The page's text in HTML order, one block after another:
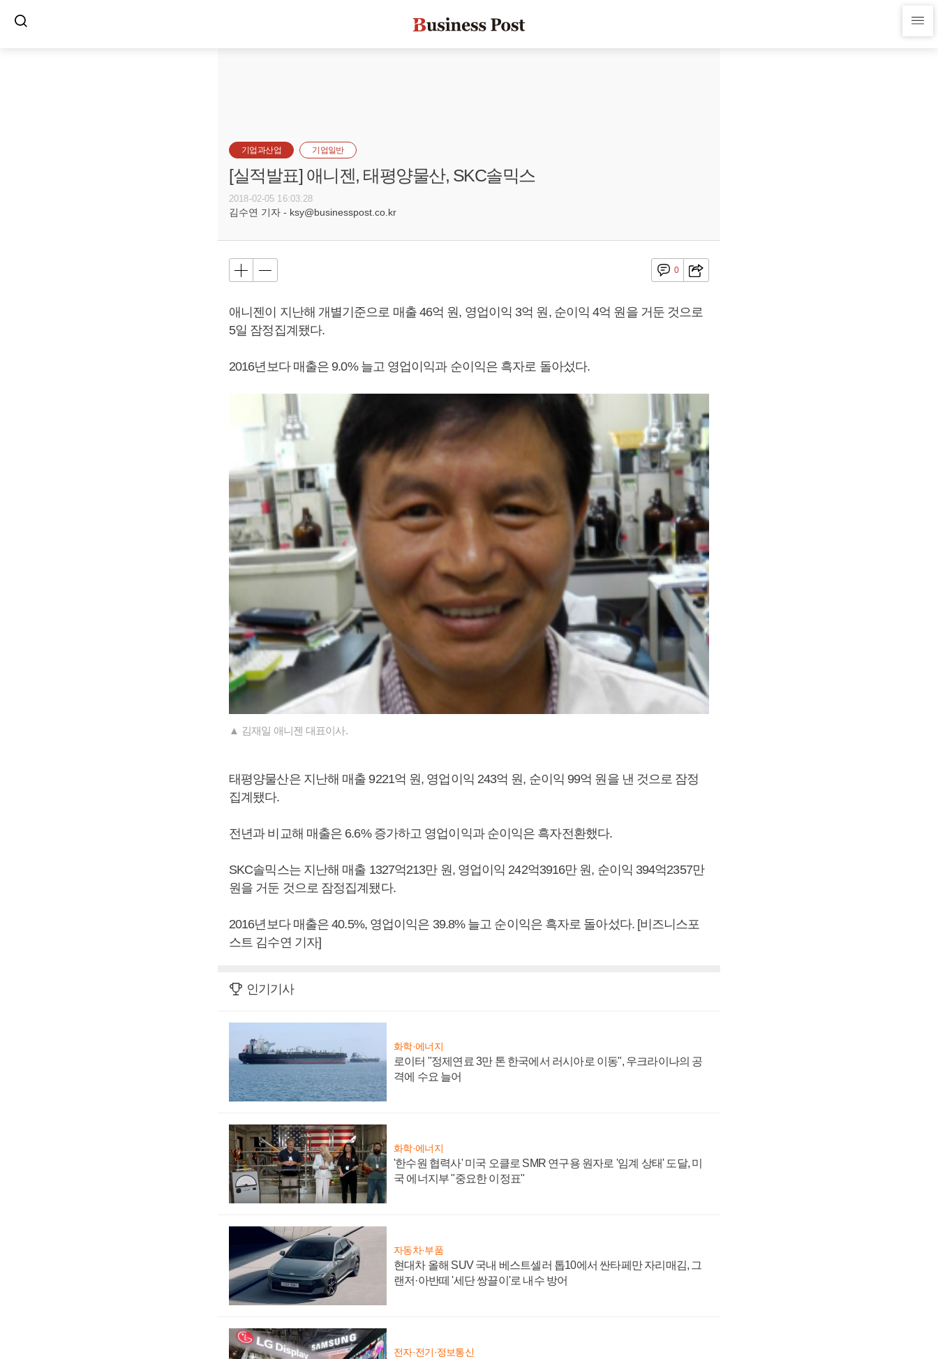
기업과산업 기업일반
[실적발표] 애니젠, 태평양물산, SKC솔믹스
2018-02-05 16:03:28
김수연 기자 - ksy@businesspost.co.kr
0
애니젠이 지난해 개별기준으로 매출 46억 원, 영업이익 3억 원, 순이익 4억 원을 거둔 것으로
5일 잠정집계됐다.
2016년보다 매출은 9.0% 늘고 영업이익과 순이익은 흑자로 돌아섰다.
▲ 김재일 애니젠 대표이사.
태평양물산은 지난해 매출 9221억 원, 영업이익 243억 원, 순이익 99억 원을 낸 것으로 잠정
집계됐다.
전년과 비교해 매출은 6.6% 증가하고 영업이익과 순이익은 흑자전환했다.
SKC솔믹스는 지난해 매출 1327억213만 원, 영업이익 242억3916만 원, 순이익 394억2357만
원을 거둔 것으로 잠정집계됐다.
2016년보다 매출은 40.5%, 영업이익은 39.8% 늘고 순이익은 흑자로 돌아섰다. [비즈니스포
스트 김수연 기자]
인기기사
화학·에너지
로이터 "정제연료 3만 톤 한국에서 러시아로 이동", 우크라이나의 공
격에 수요 늘어
화학·에너지
'한수원 협력사' 미국 오클로 SMR 연구용 원자로 '임계 상태' 도달, 미
국 에너지부 "중요한 이정표"
자동차·부품
현대차 올해 SUV 국내 베스트셀러 톱10에서 싼타페만 자리매김, 그
랜저·아반떼 '세단 쌍끌이'로 내수 방어
전자·전기·정보통신